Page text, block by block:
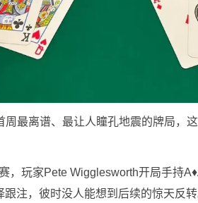
周最离谱、最让人瞳孔地震的牌局，
，玩家Pete Wigglesworth开局手持
注，彼时没人能想到后续的惊天反转